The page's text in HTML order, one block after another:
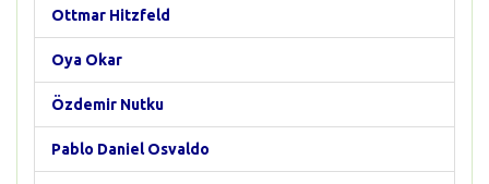
Ottmar Hitzfeld
Oya Okar
Özdemir Nutku
Pablo Daniel Osvaldo